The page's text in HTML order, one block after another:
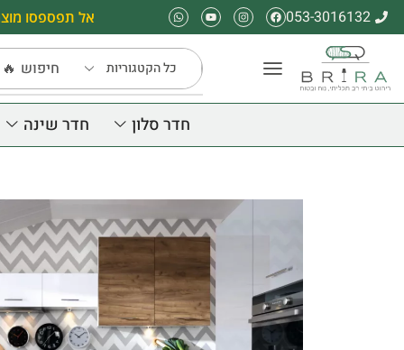
053-3016132 אל תפספסו
חיפוש
חדר סלון חדר שינה